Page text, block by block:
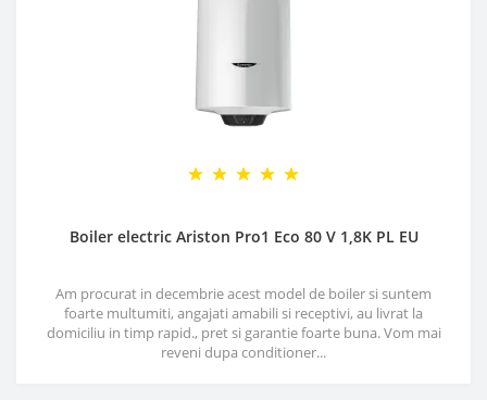
Boiler electric Ariston Pro1 Eco 80 V 1,8K PL EU
Am procurat in decembrie acest model de boiler si suntem
foarte multumiti, angajati amabili si receptivi, au livrat la
domiciliu in timp rapid., pret si garantie foarte buna. Vom mai
reveni dupa conditioner...